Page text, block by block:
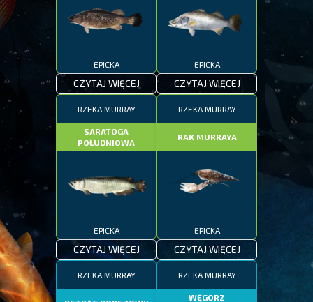
EPICKA
CZYTAJ WIĘCEJ
EPICKA
CZYTAJ WIĘCEJ
RZEKA MURRAY
SARATOGA
POŁUDNIOWA
EPICKA
CZYTAJ WIĘCEJ
RZEKA MURRAY
RAK MURRAYA
EPICKA
CZYTAJ WIĘCEJ
RZEKA MURRAY RZEKA MURRAY
WĘGORZ